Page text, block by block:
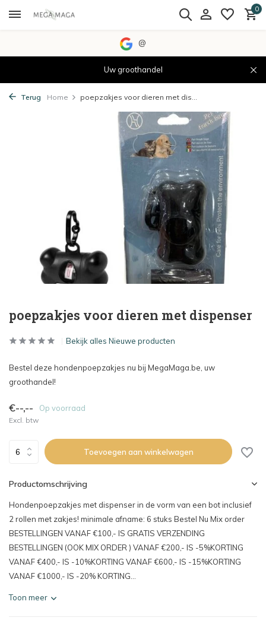
0
@
Uw groothandel
Terug Home poepzakjes voor dieren met dis...
poepzakjes voor dieren met dispenser
Bekijk alles Nieuwe producten
Bestel deze hondenpoepzakjes nu bij MegaMaga.be, uw
groothandel!
€--,-- Op voorraad
Excl. btw
Toevoegen aan winkelwagen
Productomschrijving
Hondenpoepzakjes met dispenser in de vorm van een bot inclusief
2 rollen met zakjes! minimale afname: 6 stuks Bestel Nu Mix order
BESTELLINGEN VANAF €100,- IS GRATIS VERZENDING
BESTELLINGEN (OOK MIX ORDER ) VANAF €200,- IS -5%KORTING
VANAF €400,- IS -10%KORTING VANAF €600,- IS -15%KORTING
VANAF €1000,- IS -20% KORTING...
Toon meer